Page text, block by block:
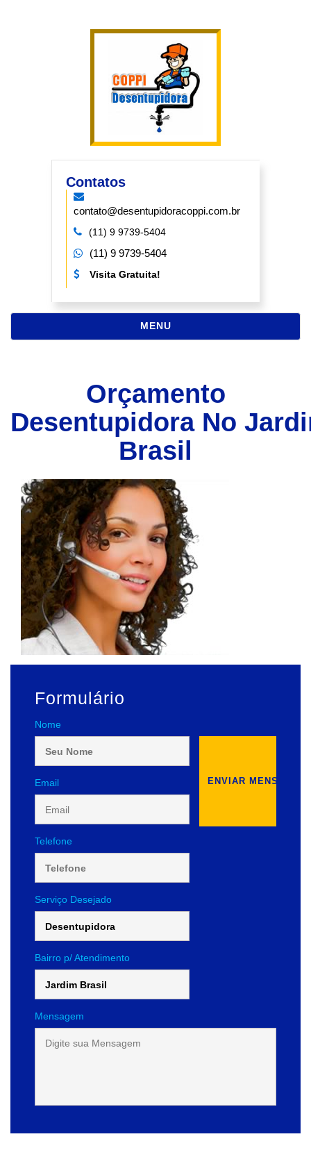
Contatos
contato@desentupidoracoppi.com.br
(11) 9 9739-5404
(11) 9 9739-5404
Visita Gratuita!
MENUNAVEGAÇÃO
Orçamento
Desentupidora No
Brasil
Formulário
Nome
Email
Telefone
Serviço Desejado
Bairro p/ Atendimento
Mensagem